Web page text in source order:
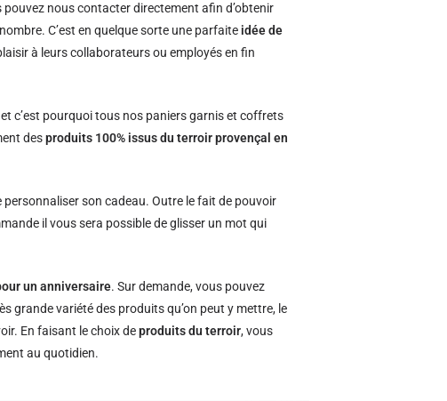
pouvez nous contacter directement afin d’obtenir
C’est en quelque sorte une parfaite idée de
à leurs collaborateurs ou employés en fin
c’est pourquoi tous nos paniers garnis et coffrets
desproduits 100% issus du terroir provençal en
son cadeau. Outre le fait de pouvoir
il vous sera possible de glisser un mot qui
un anniversaire. Sur demande, vous pouvez
grande variété des produits qu’on peut y mettre, le
En faisant le choix deproduits du terroir, vous
au quotidien.